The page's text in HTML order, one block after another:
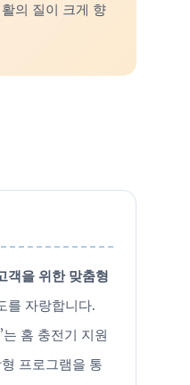
의 질이 크게 향
객을 위한 맞춤형
를 자랑합니다.
’는 홈 충전기 지원
프로그램을 통